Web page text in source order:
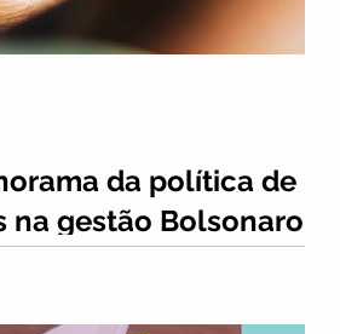
da política de
na gestão Bolsonaro
biênio 2021-2022, feito por